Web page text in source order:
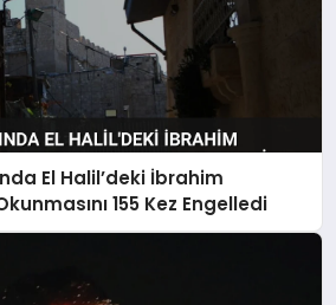
El Halil’deki İbrahim
155 Kez Engelledi